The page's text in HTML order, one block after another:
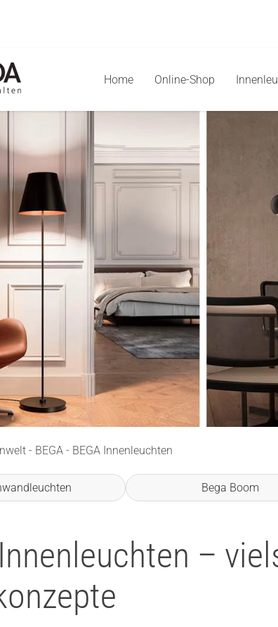
Home Online-Shop
- BEGA- BEGA Innenleuchten
Bega Boom
–